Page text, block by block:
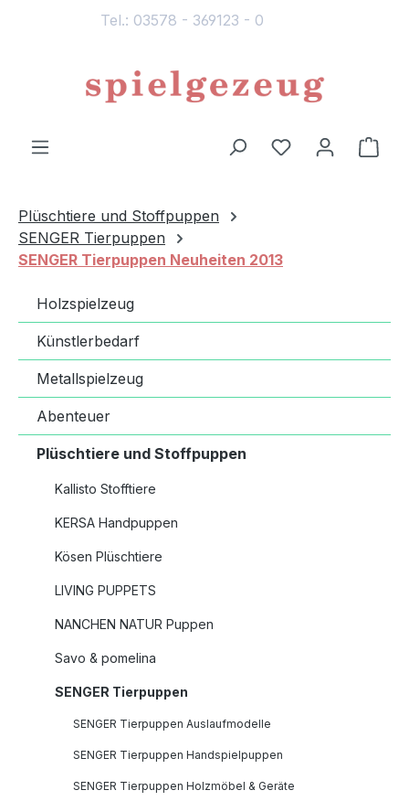
Tel.: 03578 - 369123 - 0
Du hast 0
Plüschtiere und Stoffpuppen
SENGER Tierpuppen
SENGER Tierpuppen Neuheiten 2013
Holzspielzeug
Künstlerbedarf
Metallspielzeug
Abenteuer
Plüschtiere und Stoffpuppen
Kallisto Stofftiere
KERSA Handpuppen
Kösen Plüschtiere
LIVING PUPPETS
NANCHEN NATUR Puppen
Savo & pomelina
SENGER Tierpuppen
SENGER Tierpuppen Auslaufmodelle
SENGER Tierpuppen Handspielpuppen
SENGER Tierpuppen Holzmöbel & Geräte